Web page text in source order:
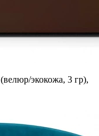
(велюр/экокожа, 3 гр),